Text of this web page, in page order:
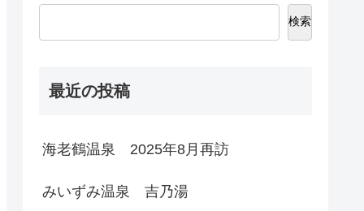
検索
最近の投稿
海老鶴温泉 2025年8月再訪
みいずみ温泉 吉乃湯